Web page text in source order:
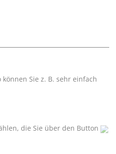
Sie z. B. sehr einfach
die Sie über den Button